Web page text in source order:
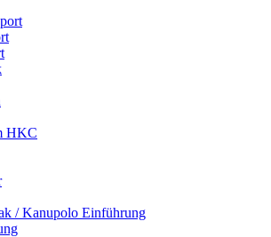
HKC
/ Kanupolo Einführung